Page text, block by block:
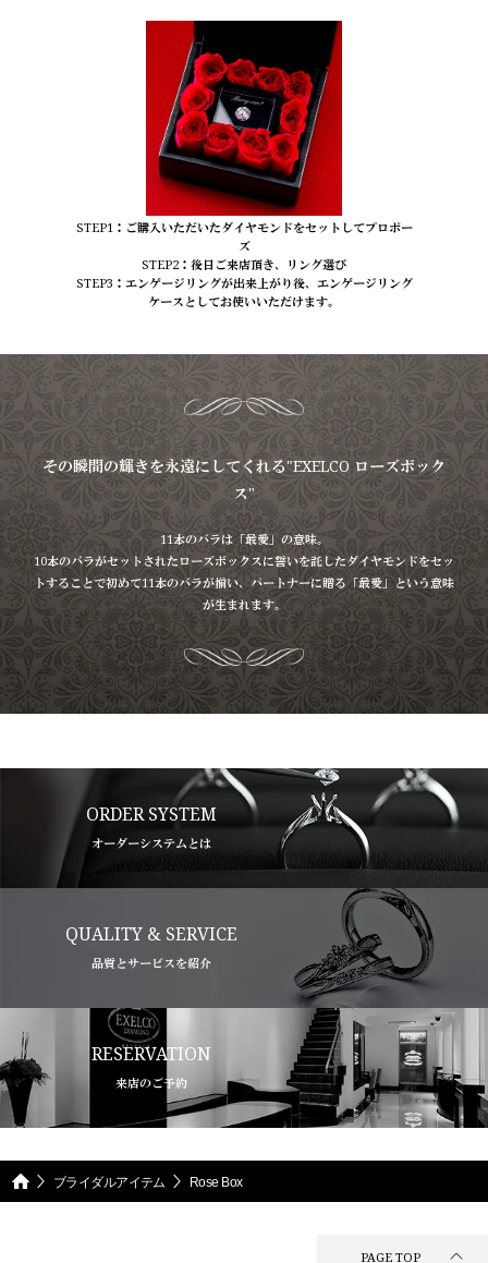
STEP1：ご購入いただいたダイヤモンドをセットしてプロポー
ズ
STEP2：後日ご来店頂き、リング選び
STEP3：エンゲージリングが出来上がり後、エンゲージリング
ケースとしてお使いいただけます。
その瞬間の輝きを永遠にしてくれる"EXELCO ローズボック
ス"
11本のバラは「最愛」の意味。
10本のバラがセットされたローズボックスに誓いを託したダイヤモンドをセッ
トすることで初めて11本のバラが揃い、パートナーに贈る「最愛」という意味
が生まれます。
ORDER SYSTEM
オーダーシステムとは
QUALITY & SERVICE
品質とサービスを紹介
RESERVATION
来店のご予約
ブライダルアイテム Rose Box
PAGE TOP